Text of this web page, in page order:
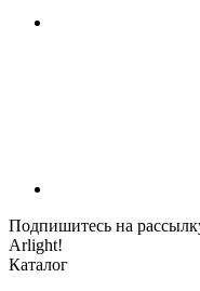
Подпишитесь на
Arlight!
Каталог